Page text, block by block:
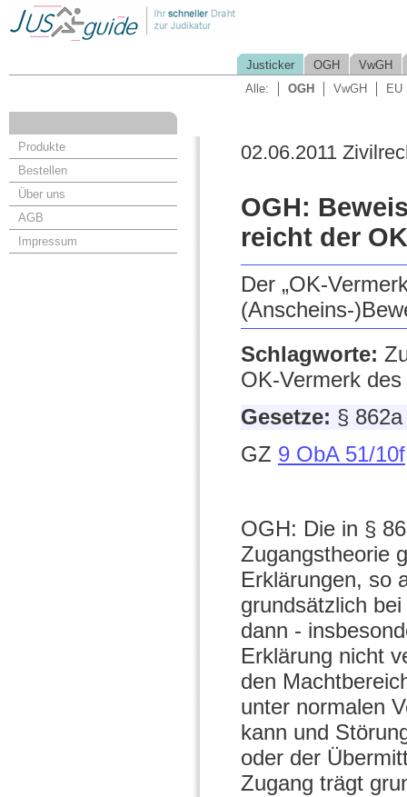
Justicker OGH
VwGH
Alle:
OGH VwGH EU
Produkte
Bestellen
Über uns
AGB
Impressum
02.06.2011
OGH:
reicht der
Der „OK-
(Anscheins-
Schlagworte:
OK-Vermerk
Gesetze: §
GZ 9 ObA 51/10f
OGH: Die in §
Zugangstheorie
Erklärungen, so
grundsätzlich
dann -
Erklärung nicht
den
unter normalen
kann und
oder der
Zugang trägt